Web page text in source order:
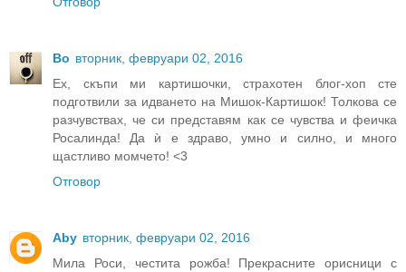
Bo вторник, февруари 02, 2016
Ех, скъпи ми картишочки, страхотен блог-хоп сте
подготвили за идването на Мишок-Картишок! Толкова се
разчувствах, че си представям как се чувства и феичка
Росалинда! Да ѝ е здраво, умно и силно, и много
щастливо момчето! <3
Отговор
Aby вторник, февруари 02, 2016
Мила Роси, честита рожба! Прекрасните орисници с